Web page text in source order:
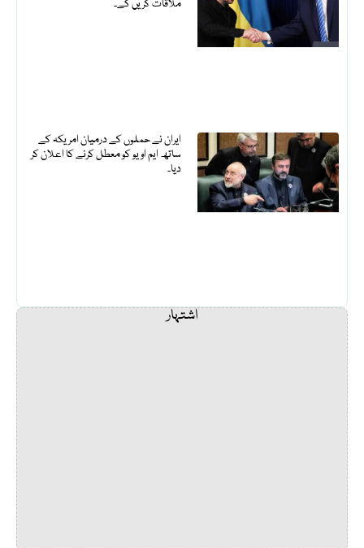
ملاقات کریں گے۔
ایران نے حملوں کے درمیان امریکہ کے
ساتھ ایم او یو کو معطل کرنے کا اعلان کر
دیا۔
اشتہار